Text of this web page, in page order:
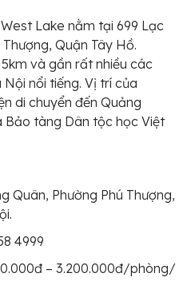
Lake nằm tại 699 Lạc
Quận Tây Hồ.
và gần rất nhiều các
nổi tiếng. Vị trí của
di chuyển đến Quảng
Bảo tàng Dân tộc học Việt
Quân, Phường Phú Thượng,
4999
– 3.200.000đ/phòng/